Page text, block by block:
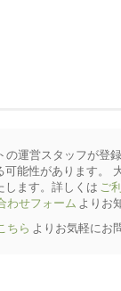
運営スタッフが登
能性があります。
します。詳しくは ご
わせフォーム よりお
ちら よりお気軽にお